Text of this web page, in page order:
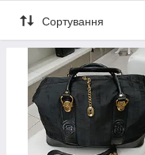
Сортування